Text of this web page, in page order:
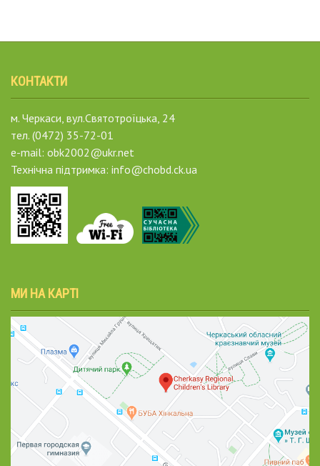
КОНТАКТИ
м. Черкаси, вул.Святотроїцька, 24
тел. (0472) 35-72-01
e-mail: obk2002@ukr.net
Технічна підтримка: info@chobd.ck.ua
МИ НА КАРТІ